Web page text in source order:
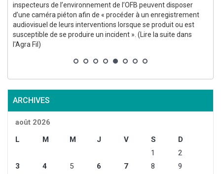
inspecteurs de l’environnement de l’OFB peuvent disposer
d’une caméra piéton afin de « procéder à un enregistrement
audiovisuel de leurs interventions lorsque se produit ou est
susceptible de se produire un incident ». (Lire la suite dans
l'Agra Fil)
ARCHIVES
août 2026
L
M M J V S
D
1
2
3
4 5 6 7 8
9